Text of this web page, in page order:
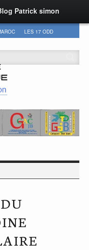
Patrick simon
LES 17 ODD